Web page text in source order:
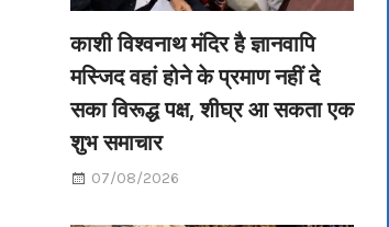
काशी विश्वनाथ मंदिर है ज्ञानवापि
मस्जिद वहां होने के प्रमाण नहीं दे
सका विरूद्ध पक्ष, शीघ्र आ सकता एक
शुभ समाचार
07/08/2026